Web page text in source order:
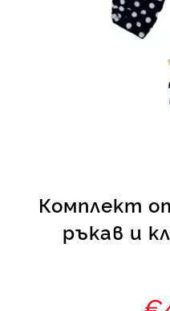
Комплект
ръкав и